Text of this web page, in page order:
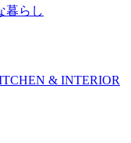
暮らし
& INTERIOR